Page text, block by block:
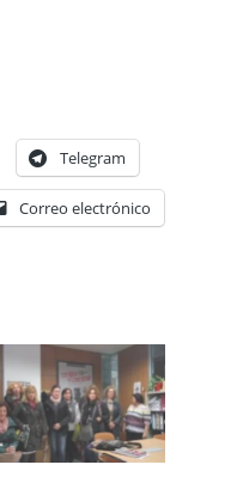
Telegram
Correo electrónico